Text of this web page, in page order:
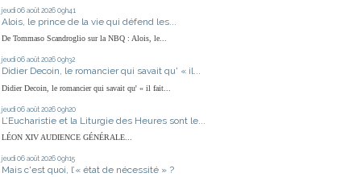
jeudi 06 août 2026 09h41
Alois, le prince de la vie qui défend les...
De Tommaso Scandroglio sur la NBQ : Alois, le...
jeudi 06 août 2026 09h32
Didier Decoin, le romancier qui savait qu' « il...
Didier Decoin, le romancier qui savait qu' « il fait...
jeudi 06 août 2026 09h20
L’Eucharistie et la Liturgie des Heures sont le...
LÉON XIV AUDIENCE GÉNÉRALE...
jeudi 06 août 2026 09h15
Mais c'est quoi, l’« état de nécessité » ?